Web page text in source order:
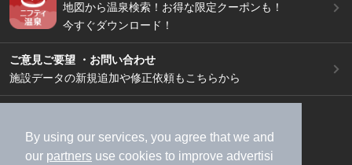
By using our services, you agree that we and
our partners use cookies to improve advertisi
地図から温泉検索！お得な限定クーポンも！
今すぐダウンロード！
ご意見ご要望 ・お問い合わせ
施設データの新規追加や修正依頼もこちらから
加盟店募集（資料請求）
広告出稿のご案内
利用規約
ライフスタイルMEMBERS+規約